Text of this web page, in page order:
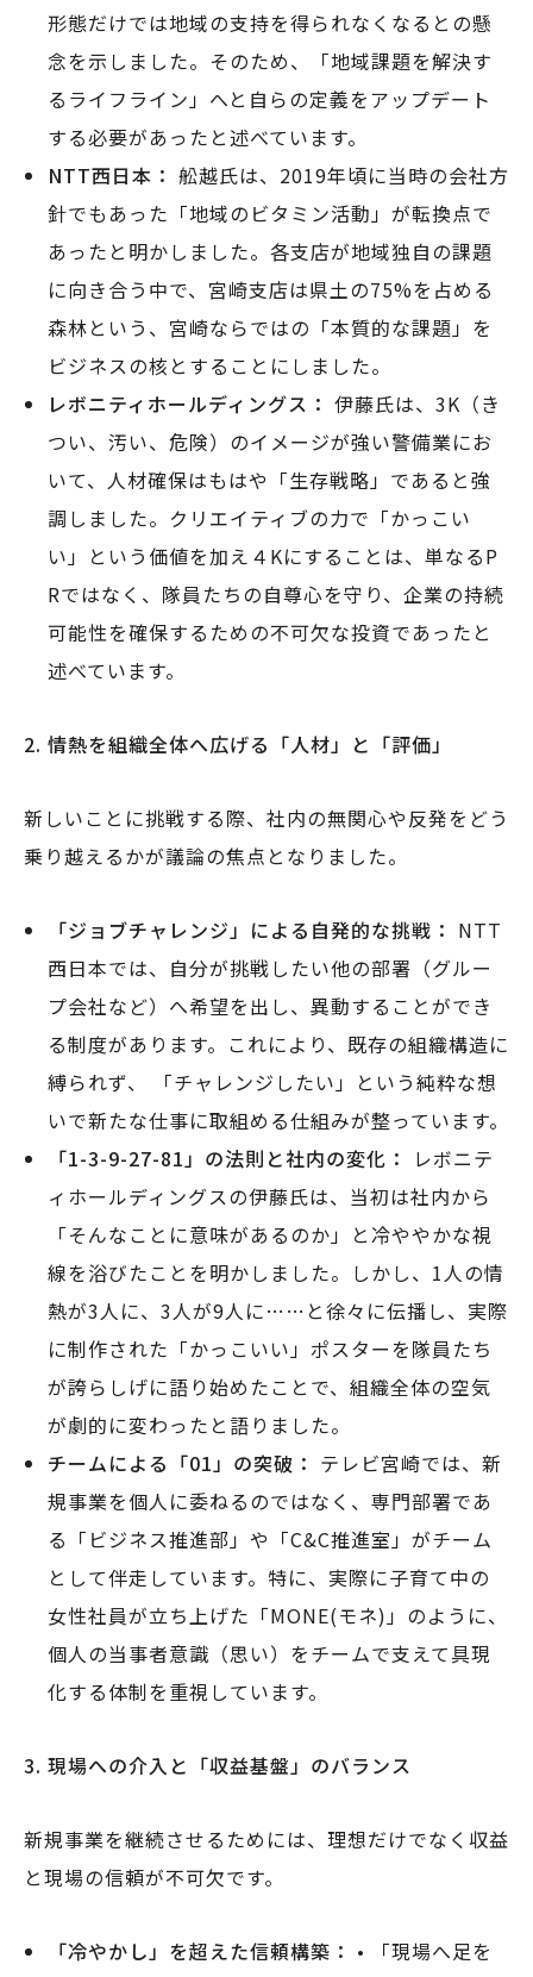
形態だけでは地域の支持を得られなくなるとの懸
念を示しました。そのため、「地域課題を解決す
るライフライン」へと自らの定義をアップデート
する必要があったと述べています。
NTT西日本： 舩越氏は、2019年頃に当時の会社方
針でもあった「地域のビタミン活動」が転換点で
あったと明かしました。各支店が地域独自の課題
に向き合う中で、宮崎支店は県土の75%を占める
森林という、宮崎ならではの「本質的な課題」を
ビジネスの核とすることにしました。
レボニティホールディングス： 伊藤氏は、3K（き
つい、汚い、危険）のイメージが強い警備業にお
いて、人材確保はもはや「生存戦略」であると強
調しました。クリエイティブの力で「かっこい
い」という価値を加え４Kにすることは、単なるP
Rではなく、隊員たちの自尊心を守り、企業の持続
可能性を確保するための不可欠な投資であったと
述べています。
2. 情熱を組織全体へ広げる「人材」と「評価」
新しいことに挑戦する際、社内の無関心や反発をどう
乗り越えるかが議論の焦点となりました。
「ジョブチャレンジ」による自発的な挑戦： NTT
西日本では、自分が挑戦したい他の部署（グルー
プ会社など）へ希望を出し、異動することができ
る制度があります。これにより、既存の組織構造に
縛られず、 「チャレンジしたい」という純粋な想
いで新たな仕事に取組める仕組みが整っています。
「1-3-9-27-81」の法則と社内の変化：
レボニテ
ィホールディングスの伊藤氏は、当初は社内から
「そんなことに意味があるのか」と冷ややかな視
線を浴びたことを明かしました。しかし、1人の情
熱が3人に、3人が9人に……と徐々に伝播し、実際
に制作された「かっこいい」ポスターを隊員たち
が誇らしげに語り始めたことで、組織全体の空気
が劇的に変わったと語りました。
チームによる「01」の突破： テレビ宮崎では、新
規事業を個人に委ねるのではなく、専門部署であ
る「ビジネス推進部」や「C&C推進室」がチーム
として伴走しています。特に、実際に子育て中の
女性社員が立ち上げた「MONE(モネ)」のように、
個人の当事者意識（思い）をチームで支えて具現
化する体制を重視しています。
3. 現場への介入と「収益基盤」のバランス
新規事業を継続させるためには、理想だけでなく収益
と現場の信頼が不可欠です。
「冷やかし」を超えた信頼構築： • 「現場へ足を